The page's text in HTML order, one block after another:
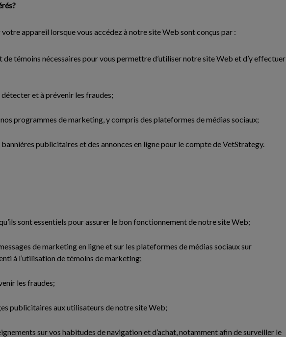
appareil lorsque vous accédez à notre site Web sont conçus par :
de témoins nécessaires pour vous permettre d’utiliser notre site Web et d’y effectuer
et à prévenir les fraudes;
programmes de marketing, y compris des plateformes de médias sociaux;
publicitaires et des annonces en ligne pour le compte de VetStrategy.
sont essentiels pour assurer le bon fonctionnement de notre site Web;
de marketing en ligne et sur les plateformes de médias sociaux sur
à l’utilisation de témoins de marketing;
les fraudes;
publicitaires aux utilisateurs de notre site Web;
sur vos habitudes de navigation et d’achat, notamment afin de surveiller le